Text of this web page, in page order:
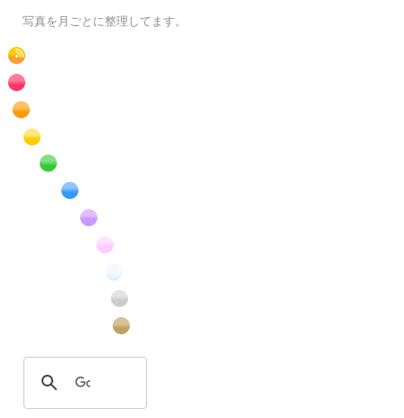
写真を月ごとに整理してます。
RSS
赤色の花のフリー写真素材
橙色の花のフリー写真素材
黄色の花のフリー写真素材
緑色の花のフリー写真素材
青色の花のフリー写真素材
紫色の花のフリー写真素材
白色の花のフリー写真素材
昆虫のフリー写真素材